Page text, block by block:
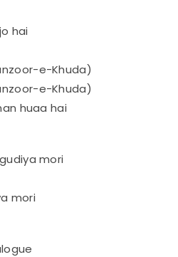
hai
e-Khuda)
e-Khuda)
huaa hai
mori
mori